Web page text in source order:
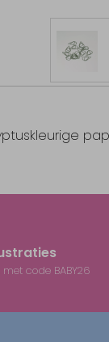
code BABY26